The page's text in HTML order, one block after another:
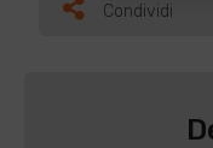
Condividi